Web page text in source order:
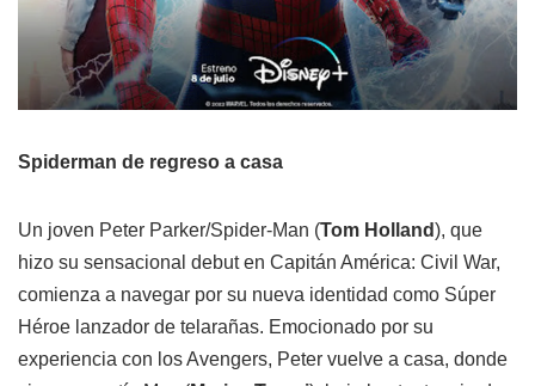
Spiderman de regreso a casa
Un joven Peter Parker/Spider-Man (Tom Holland), que
hizo su sensacional debut en Capitán América: Civil War,
comienza a navegar por su nueva identidad como Súper
Héroe lanzador de telarañas. Emocionado por su
experiencia con los Avengers, Peter vuelve a casa, donde